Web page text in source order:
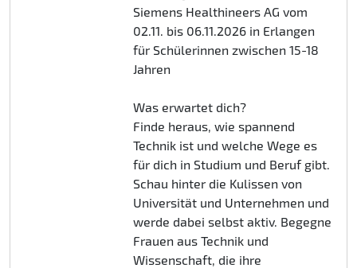
Siemens Healthineers AG vom
02.11. bis 06.11.2026 in Erlangen
für Schülerinnen zwischen 15-18
Jahren
Was erwartet dich?
Finde heraus, wie spannend
Technik ist und welche Wege es
für dich in Studium und Beruf gibt.
Schau hinter die Kulissen von
Universität und Unternehmen und
werde dabei selbst aktiv. Begegne
Frauen aus Technik und
Wissenschaft, die ihre